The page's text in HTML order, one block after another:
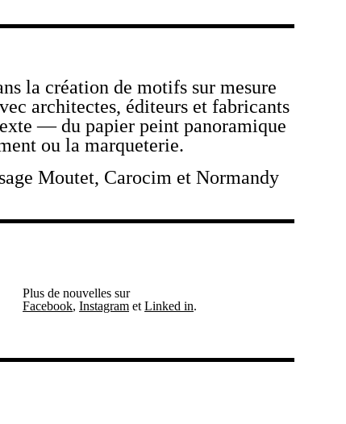
la création de motifs sur mesure
architectes, éditeurs et fabricants
— du papier peint panoramique
ou la marqueterie.
Moutet, Carocim et Normandy
Plus de nouvelles sur
Facebook,Instagram etLinked in.